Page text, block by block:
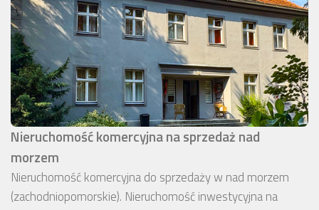
Nieruchomość komercyjna na sprzedaż nad
morzem
Nieruchomość komercyjna do sprzedaży w nad morzem
(zachodniopomorskie). Nieruchomość inwestycyjna na